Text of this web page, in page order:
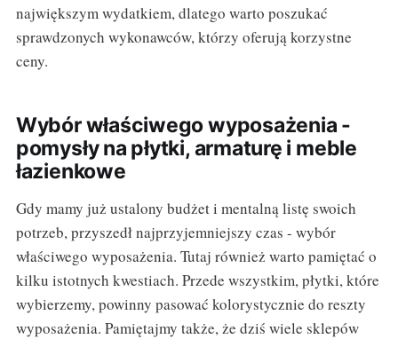
największym wydatkiem, dlatego warto poszukać
sprawdzonych wykonawców, którzy oferują korzystne
ceny.
Wybór właściwego wyposażenia -
pomysły na płytki, armaturę i meble
łazienkowe
Gdy mamy już ustalony budżet i mentalną listę swoich
potrzeb, przyszedł najprzyjemniejszy czas - wybór
właściwego wyposażenia. Tutaj również warto pamiętać o
kilku istotnych kwestiach. Przede wszystkim, płytki, które
wybierzemy, powinny pasować kolorystycznie do reszty
wyposażenia. Pamiętajmy także, że dziś wiele sklepów